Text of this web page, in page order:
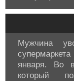
Мужчина
января. Во
который